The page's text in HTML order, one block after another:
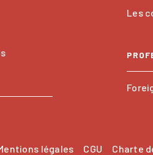
Les
légales CGU Charte